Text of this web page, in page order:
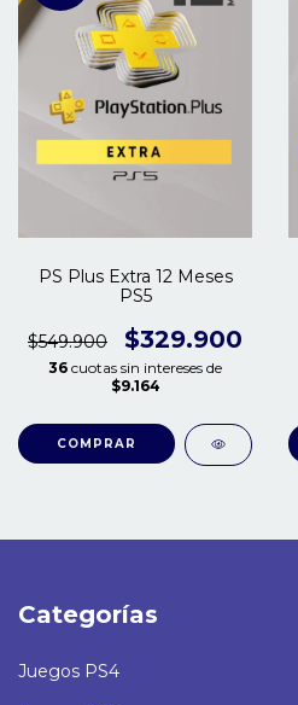
PS Plus Extra 12 Meses
PS5
$549.900 $329.900
36 cuotas sin intereses de
$9.164
Categorías
Juegos PS4